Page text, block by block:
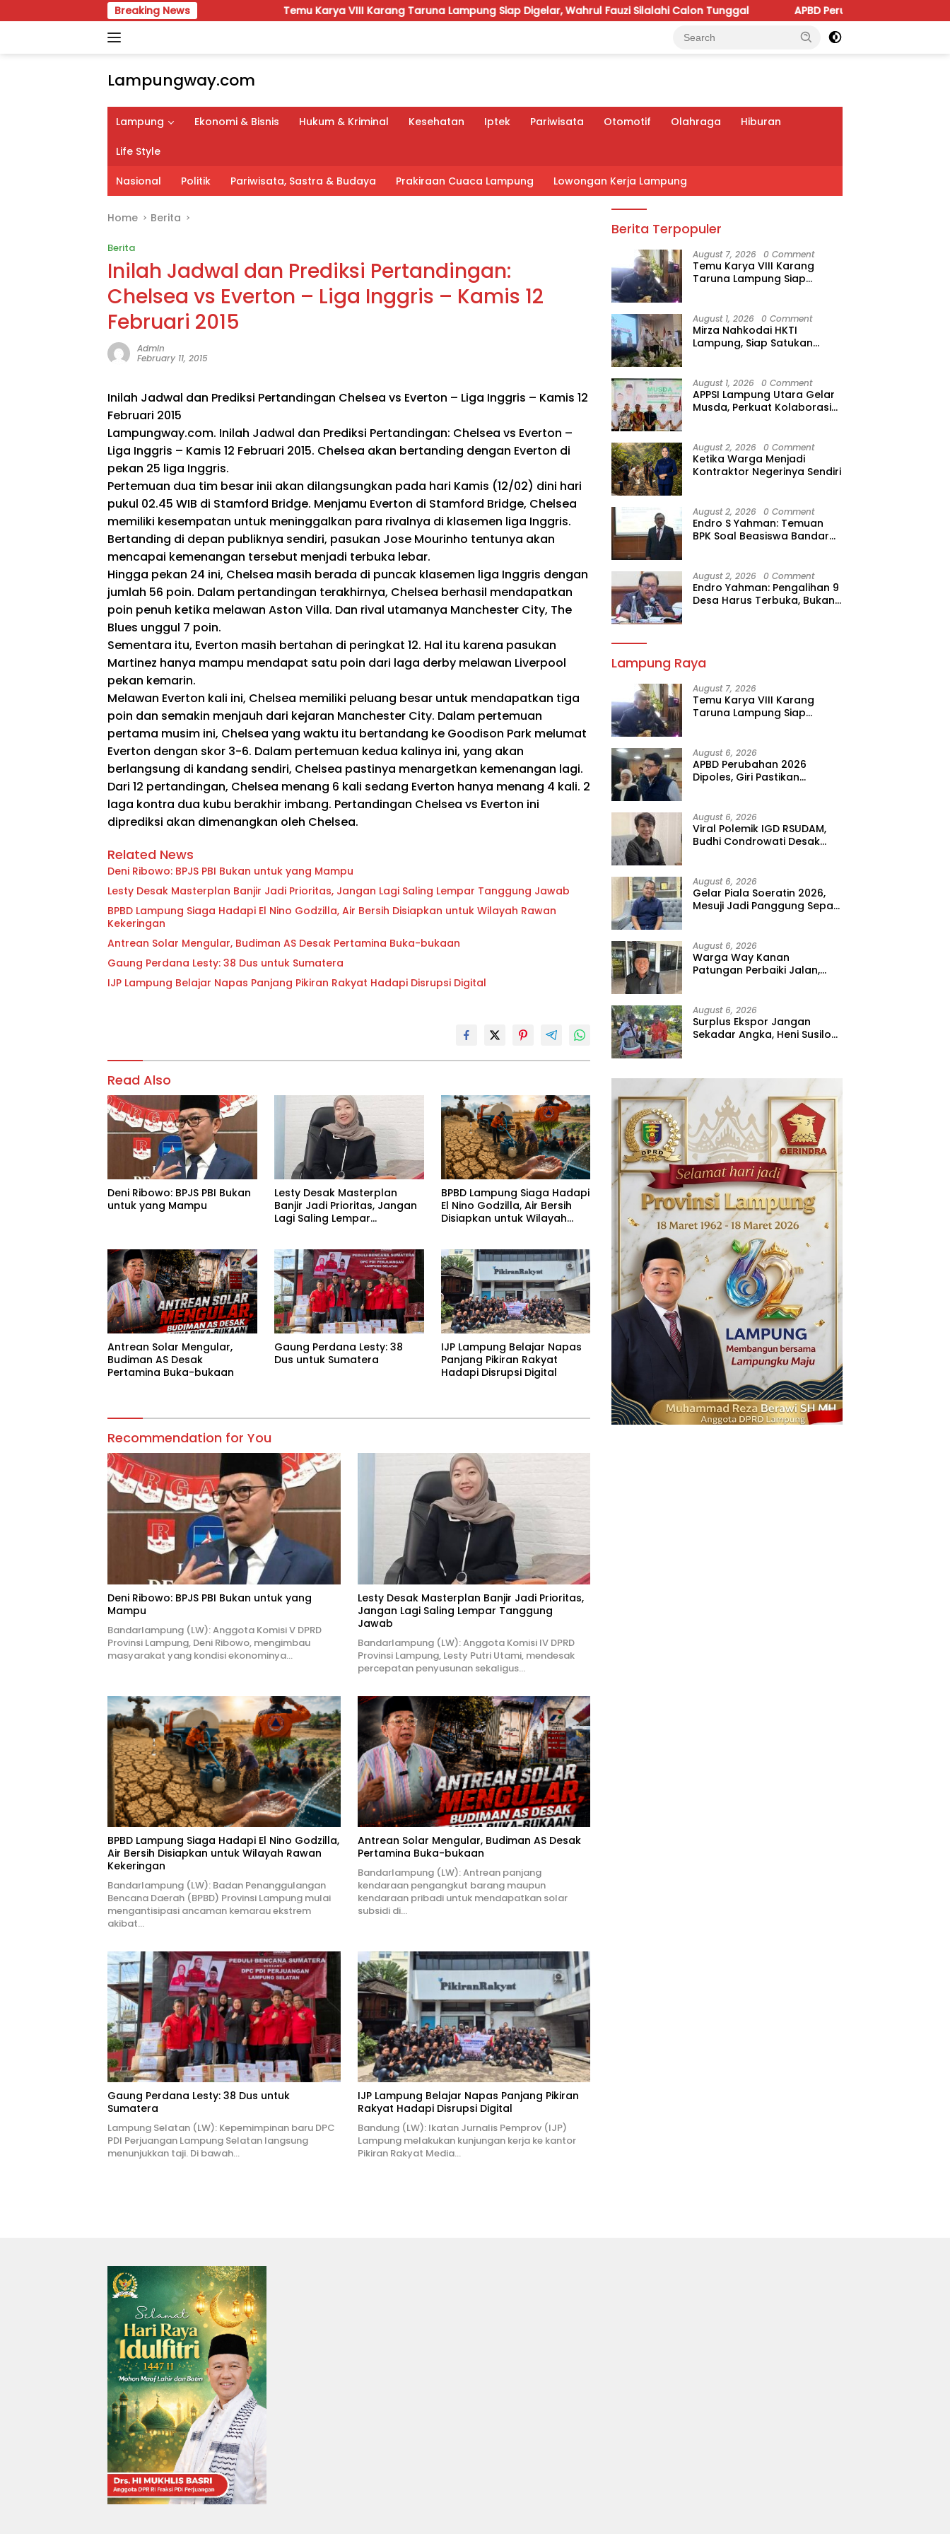
to
Breaking NewsTemu Karya VIII Karang Taruna Lampung Siap Digelar, Wahrul Fauzi Silalahi Calon Tunggal APBD Perubahan 2026 Dipoles, Giri Pastikan
Lampungway.com
Berita
Daerah
Lampung
Terpercaya
dan
Terupdate
Lampung Ekonomi & Bisnis Hukum & Kriminal Kesehatan Iptek Pariwisata Otomotif Olahraga Hiburan
Life Style
Nasional Politik Pariwisata, Sastra & Budaya Prakiraan Cuaca Lampung Lowongan Kerja Lampung
Home Berita
Berita
Inilah Jadwal dan Prediksi Pertandingan:
Chelsea vs Everton – Liga Inggris – Kamis 12
Februari 2015
Admin
February 11, 2015
Inilah Jadwal dan Prediksi Pertandingan Chelsea vs Everton – Liga Inggris – Kamis 12
Februari 2015
Lampungway.com. Inilah Jadwal dan Prediksi Pertandingan: Chelsea vs Everton –
Liga Inggris – Kamis 12 Februari 2015. Chelsea akan bertanding dengan Everton di
pekan 25 liga Inggris.
Pertemuan dua tim besar inii akan dilangsungkan pada hari Kamis (12/02) dini hari
pukul 02.45 WIB di Stamford Bridge. Menjamu Everton di Stamford Bridge, Chelsea
memiliki kesempatan untuk meninggalkan para rivalnya di klasemen liga Inggris.
Bertanding di depan publiknya sendiri, pasukan Jose Mourinho tentunya akan
mencapai kemenangan tersebut menjadi terbuka lebar.
Hingga pekan 24 ini, Chelsea masih berada di puncak klasemen liga Inggris dengan
jumlah 56 poin. Dalam pertandingan terakhirnya, Chelsea berhasil mendapatkan
poin penuh ketika melawan Aston Villa. Dan rival utamanya Manchester City, The
Blues unggul 7 poin.
Sementara itu, Everton masih bertahan di peringkat 12. Hal itu karena pasukan
Martinez hanya mampu mendapat satu poin dari laga derby melawan Liverpool
pekan kemarin.
Melawan Everton kali ini, Chelsea memiliki peluang besar untuk mendapatkan tiga
poin dan semakin menjauh dari kejaran Manchester City. Dalam pertemuan
pertama musim ini, Chelsea yang waktu itu bertandang ke Goodison Park melumat
Everton dengan skor 3-6. Dalam pertemuan kedua kalinya ini, yang akan
berlangsung di kandang sendiri, Chelsea pastinya menargetkan kemenangan lagi.
Dari 12 pertandingan, Chelsea menang 6 kali sedang Everton hanya menang 4 kali. 2
laga kontra dua kubu berakhir imbang. Pertandingan Chelsea vs Everton ini
diprediksi akan dimenangkan oleh Chelsea.
Related News
Deni Ribowo: BPJS PBI Bukan untuk yang Mampu
Lesty Desak Masterplan Banjir Jadi Prioritas, Jangan Lagi Saling Lempar Tanggung Jawab
BPBD Lampung Siaga Hadapi El Nino Godzilla, Air Bersih Disiapkan untuk Wilayah Rawan
Kekeringan
Antrean Solar Mengular, Budiman AS Desak Pertamina Buka-bukaan
Gaung Perdana Lesty: 38 Dus untuk Sumatera
IJP Lampung Belajar Napas Panjang Pikiran Rakyat Hadapi Disrupsi Digital
Read Also
Deni Ribowo: BPJS PBI Bukan
untuk yang Mampu
Lesty Desak Masterplan
Banjir Jadi Prioritas, Jangan
Lagi Saling Lempar
BPBD Lampung Siaga Hadapi
El Nino Godzilla, Air Bersih
Disiapkan untuk Wilayah
Antrean Solar Mengular,
Budiman AS Desak
Pertamina Buka-bukaan
Gaung Perdana Lesty: 38
Dus untuk Sumatera
IJP Lampung Belajar Napas
Panjang Pikiran Rakyat
Hadapi Disrupsi Digital
Recommendation for You
Deni Ribowo: BPJS PBI Bukan untuk yang
Mampu
Bandarlampung (LW): Anggota Komisi V DPRD
Provinsi Lampung, Deni Ribowo, mengimbau
masyarakat yang kondisi ekonominya…
Lesty Desak Masterplan Banjir Jadi Prioritas,
Jangan Lagi Saling Lempar Tanggung
Jawab
Bandarlampung (LW): Anggota Komisi IV DPRD
Provinsi Lampung, Lesty Putri Utami, mendesak
percepatan penyusunan sekaligus…
BPBD Lampung Siaga Hadapi El Nino Godzilla,
Air Bersih Disiapkan untuk Wilayah Rawan
Kekeringan
Bandarlampung (LW): Badan Penanggulangan
Bencana Daerah (BPBD) Provinsi Lampung mulai
mengantisipasi ancaman kemarau ekstrem
akibat…
Antrean Solar Mengular, Budiman AS Desak
Pertamina Buka-bukaan
Bandarlampung (LW): Antrean panjang
kendaraan pengangkut barang maupun
kendaraan pribadi untuk mendapatkan solar
subsidi di…
Gaung Perdana Lesty: 38 Dus untuk
Sumatera
Lampung Selatan (LW): Kepemimpinan baru DPC
PDI Perjuangan Lampung Selatan langsung
menunjukkan taji. Di bawah…
IJP Lampung Belajar Napas Panjang Pikiran
Rakyat Hadapi Disrupsi Digital
Bandung (LW): Ikatan Jurnalis Pemprov (IJP)
Lampung melakukan kunjungan kerja ke kantor
Pikiran Rakyat Media…
Berita Terpopuler
August 7, 2026 0 Comment
Temu Karya VIII Karang
Taruna Lampung Siap
August 1, 2026 0 Comment
Mirza Nahkodai HKTI
Lampung, Siap Satukan
August 1, 2026 0 Comment
APPSI Lampung Utara Gelar
Musda, Perkuat Kolaborasi
Bermartabat
August 2, 2026 0 Comment
Ketika Warga Menjadi
Kontraktor Negerinya Sendiri
August 2, 2026 0 Comment
Endro S Yahman: Temuan
BPK Soal Beasiswa Bandar
August 2, 2026 0 Comment
Endro Yahman: Pengalihan 9
Desa Harus Terbuka, Bukan
Lampung Raya
August 7, 2026
Temu Karya VIII Karang
Taruna Lampung Siap
August 6, 2026
APBD Perubahan 2026
Dipoles, Giri Pastikan
August 6, 2026
Viral Polemik IGD RSUDAM,
Budhi Condrowati Desak
August 6, 2026
Gelar Piala Soeratin 2026,
Mesuji Jadi Panggung Sepak
August 6, 2026
Warga Way Kanan
Patungan Perbaiki Jalan,
August 6, 2026
Surplus Ekspor Jangan
Sekadar Angka, Heni Susilo